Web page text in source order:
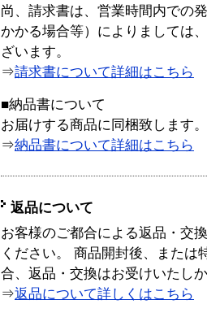
尚、請求書は、営業時間内での
かかる場合等）によりましては
ざいます。
⇒請求書について詳細はこちら
■納品書について
お届けする商品に同梱致します。
⇒納品書について詳細はこちら
返品について
お客様のご都合による返品・交
ください。 商品開封後、または
合、返品・交換はお受けいたし
⇒返品について詳しくはこちら